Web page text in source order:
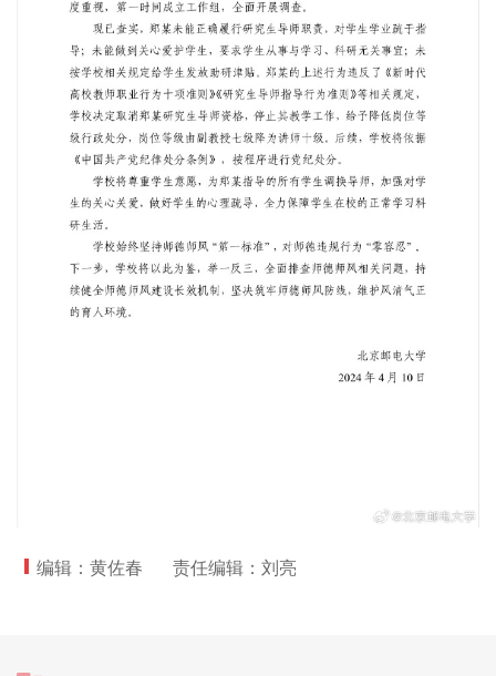
编辑：黄佐春 责任编辑：刘亮